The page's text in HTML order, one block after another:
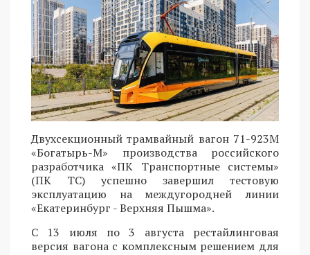
Двухсекционный трамвайный вагон 71-923М
«Богатырь-М» производства российского
разработчика «ПК Транспортные системы»
(ПК ТС) успешно завершил тестовую
эксплуатацию на междугородней линии
«Екатеринбург - Верхняя Пышма».
С 13 июля по 3 августа рестайлинговая
версия вагона с комплексным решением для